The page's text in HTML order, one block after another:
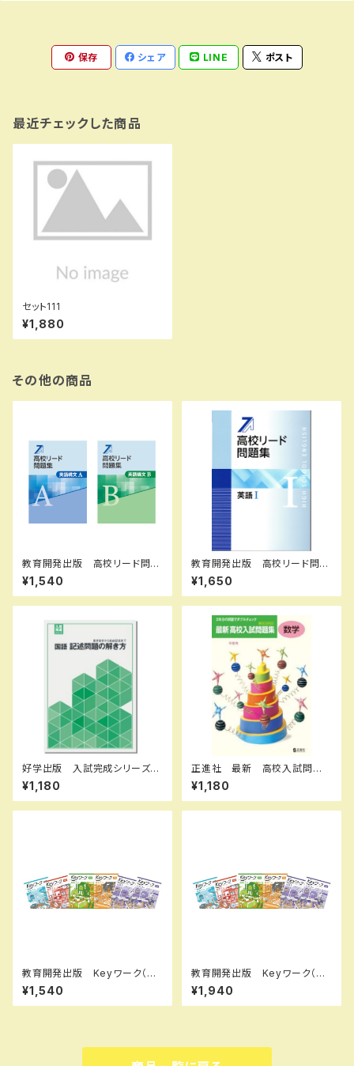
保存 シェア LINE ポスト
最近チェックした商品
セット111
¥1,880
その他の商品
教育開発出版 高校リード問題
集 英語構文 A ，英語構文 B
2026年度版 各科目（選択くだ
さい） 新品完全セット ISBN
¥1,540
教育開発出版 高校リード問題
集 英語 I ，英語 II 2026年度
版 各科目（選択ください） 新
品完全セット ISBN なし 0
¥1,650
好学出版 入試完成シリーズ
国語 記述問題の解き方 202
6年度版 新品完全セット ISB
N：B0D3B6KZGL ISBN-10：
¥1,180
正進社 最新 高校入試問題
集 数学 2027年春受験用
新品完全セット ISBN： ISBN
-10： SKU：004000589
¥1,180
教育開発出版 Keyワーク（キ
ーワーク） 地理 I,II 歴史 I,II
（ご選択ください） 2026年度
版 新品完全セット ISBN な
¥1,540
教育開発出版 Keyワーク（キ
ーワーク） 理科 中1～3（ご
選択ください） 2026年度版
新品完全セット
¥1,940